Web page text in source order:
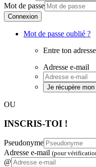
Mot de passe
Connexion
Mot de passe oublié ?
Entre ton
Adresse e-mail
Je récupère
OU
INSCRIS-TOI !
Pseudonyme
Adresse e-mail (pour
@